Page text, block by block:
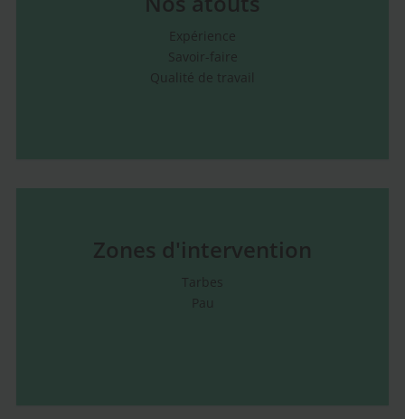
Expérience
Savoir-faire
Qualité de travail
Zones d'intervention
Tarbes
Pau